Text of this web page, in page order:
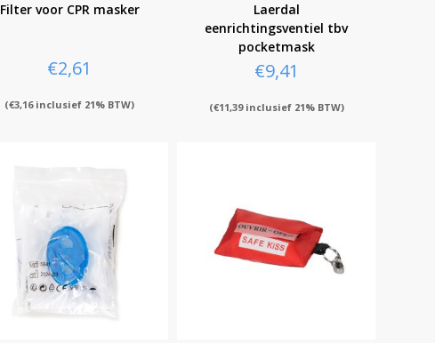
Filter voor CPR masker
€2,61
(€3,16inclusief 21% BTW)
Laerdal
eenrichtingsventiel tbv
pocketmask
€9,41
(€11,39inclusief 21% BTW)